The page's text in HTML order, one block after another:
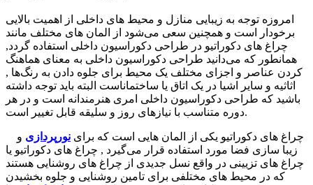
امروزه توجه به زیبایی منازل و محیط های داخلی از اهمیت بالایی
برخودار است و همچنین سعی می‌شود از المان های مختلف مانند
چراغ های دکوراتیو در طراحی دکوراسیون داخلی استفاده گردد,
همانطور که می‌دانید طراحی دکوراسیون داخلی به معنای هماهنگ
کردن عناصر و اجزای مختلف یک محیط برای جلوه دادن به رنگ‌ها ,
اثاثیه و سایر اشیا در یک اتاق یا ساختماناست البته باید توجه داشته
باشید که طراحی دکوراسیون داخلی امری هنرمندانه است و در هر
دوره متناسب با نیازهای روز و سلیقه قابل تغییر است.
چراغ های دکوراتیو یکی از المان هایی است که برای نورپردازی و
زیبا سازی فضا مورد استفاده قرار می‌گیرد , چراغ های دکوراتیو یا
چراغ های تزیینی در واقع نسل جدیدی از چراغ های روشنایی هستند
که در محیط های مختلفی برای تامین روشنایی و جلوه بخشیدن